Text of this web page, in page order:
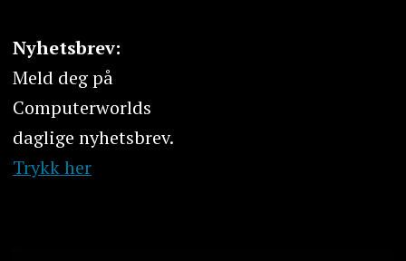
Nyhetsbrev:
Meld deg på
Computerworlds
daglige nyhetsbrev.
Trykk her